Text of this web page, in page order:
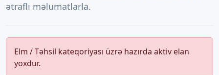
ətraflı məlumatlarla.
Elm / Təhsil kateqoriyası üzrə hazırda aktiv elan
yoxdur.